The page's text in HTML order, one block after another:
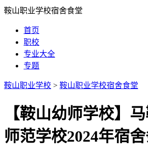
鞍山职业学校宿舍食堂
首页
职校
专业大全
专题
鞍山职业学校 > 鞍山职业学校宿舍食堂
【鞍山幼师学校】
师范学校2024年宿